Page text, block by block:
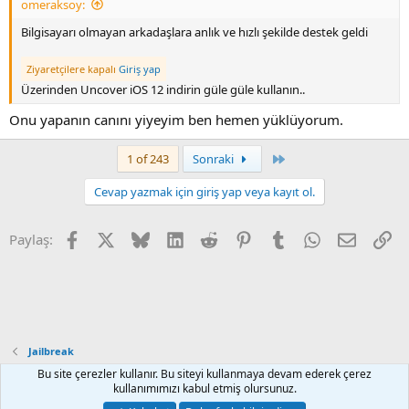
omeraksoy:
Bilgisayarı olmayan arkadaşlara anlık ve hızlı şekilde destek geldi
Ziyaretçilere kapalı Giriş yap
Üzerinden Uncover iOS 12 indirin güle güle kullanın..
Onu yapanın canını yiyeyim ben hemen yüklüyorum.
1 of 243 Sonraki
Cevap yazmak için giriş yap veya kayıt ol.
Paylaş: Facebook BlueskyLinkedInReddit PinterestTumblr WhatsApp
E-posta
Jailbreak
Türkçe (TR)
Bu site çerezler kullanır. Bu siteyi kullanmaya devam ederek çerez
kullanımımızı kabul etmiş olursunuz.